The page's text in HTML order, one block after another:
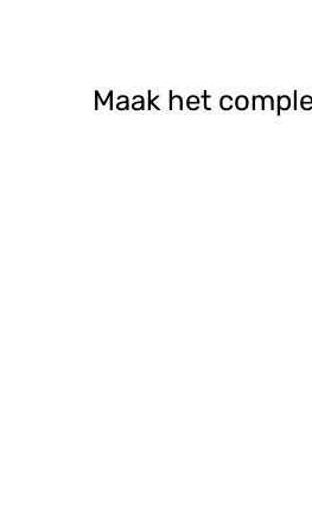
Maak het